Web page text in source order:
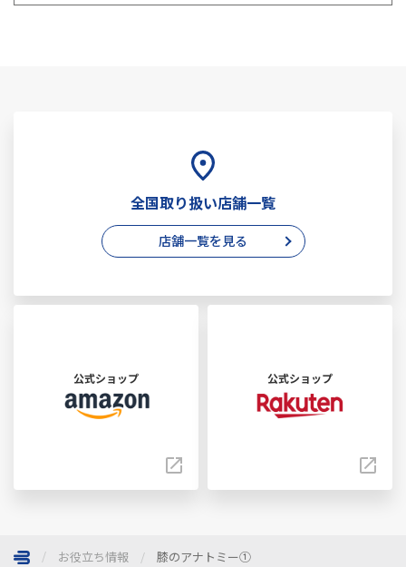
全国取り扱い店舗一覧
店舗一覧を見る
公式ショップ 公式ショップ
お役立ち情報 膝のアナトミー①